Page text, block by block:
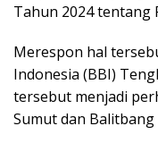
Tahun 2024 tentang
Merespon hal
Indonesia (BBI)
tersebut menjadi
Sumut dan